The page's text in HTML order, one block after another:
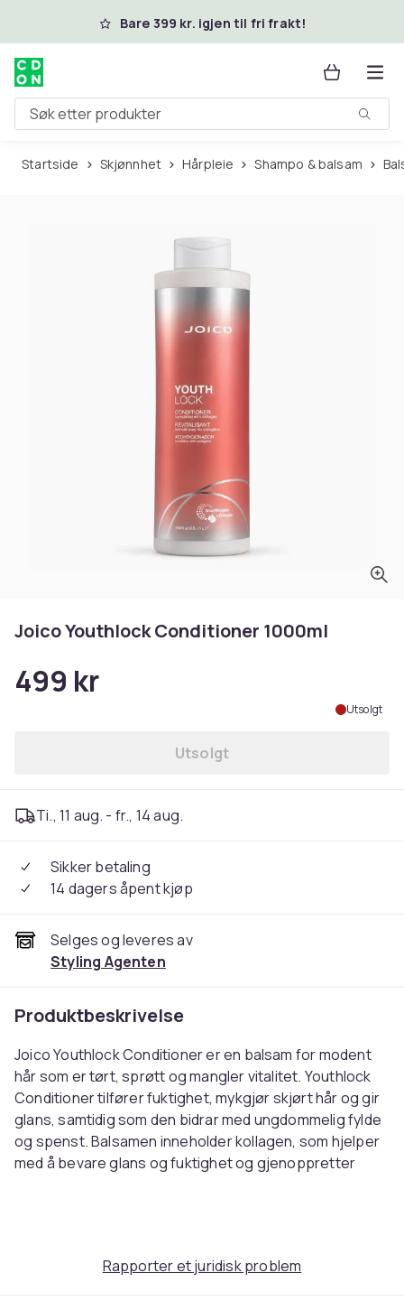
Hopp til hovedinnholdBare 399 kr. igjen til fri frakt!
Søk etter produkter
Startside Skjønnhet Hårpleie Shampo & balsam
Joico Youthlock Conditioner 1000ml
499 kr
Utsolgt
Utsolgt
Ti., 11 aug. - fr., 14 aug.
Sikker betaling
14 dagers åpent kjøp
Selges og leveres av
Styling Agenten
Produktbeskrivelse
Joico Youthlock Conditioner er en balsam for modent
hår som er tørt, sprøtt og mangler vitalitet. Youthlock
Conditioner tilfører fuktighet, mykgjør skjørt hår og gir
glans, samtidig som den bidrar med ungdommelig fylde
og spenst. Balsamen inneholder kollagen, som hjelper
med å bevare glans og fuktighet og gjenoppretter
teknologien beskytter håret mot de skadelige
Rapporter et juridisk problem